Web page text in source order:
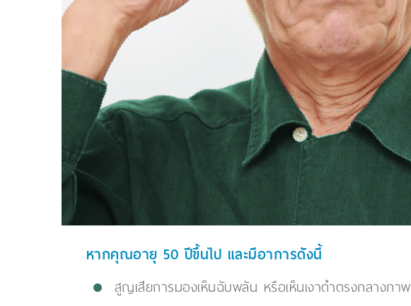
หากคุณอายุ 50 ปีขึ้นไป และมีอาการดังนี้
สูญเสียการมองเห็นฉับพลัน หรือเห็นเงาดำตรงกลางภาพ